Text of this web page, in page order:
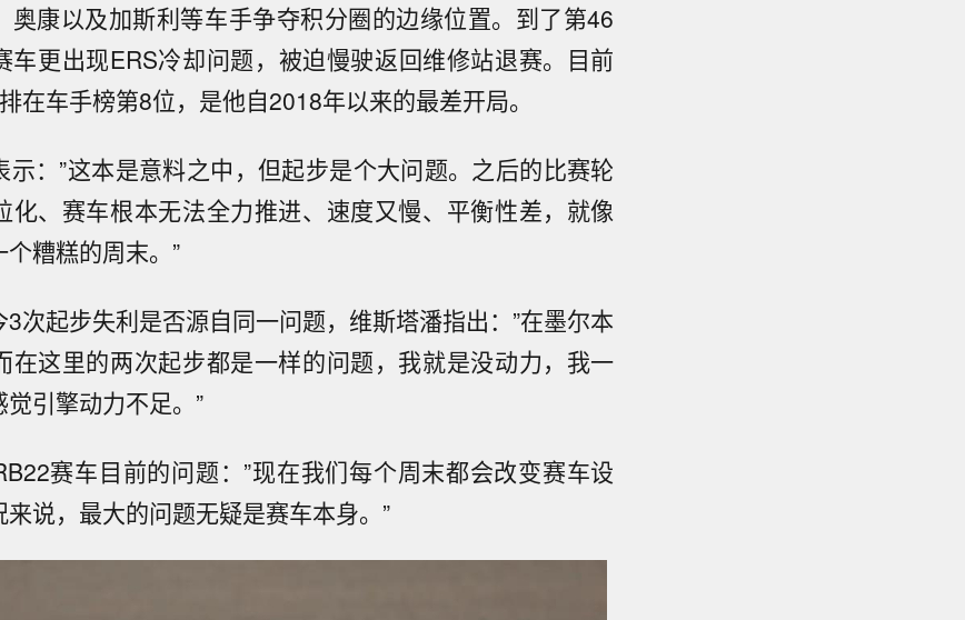
奥康以及加斯利等车手争夺积分圈的边缘位置。到了第46
车更出现ERS冷却问题，被迫慢驶返回维修站退赛。目前
在车手榜第8位，是他自2018年以来的最差开局。
示：”这本是意料之中，但起步是个大问题。之后的比赛轮
化、赛车根本无法全力推进、速度又慢、平衡性差，就像
糟糕的周末。”
次起步失利是否源自同一问题，维斯塔潘指出：”在墨尔本
在这里的两次起步都是一样的问题，我就是没动力，我一
引擎动力不足。”
赛车目前的问题：”现在我们每个周末都会改变赛车设
说，最大的问题无疑是赛车本身。”